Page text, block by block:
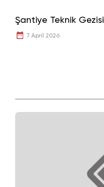
Şantiye Teknik Gezisi
7 April 2026